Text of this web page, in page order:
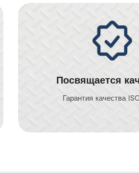
Посвящается
Гарантия качества